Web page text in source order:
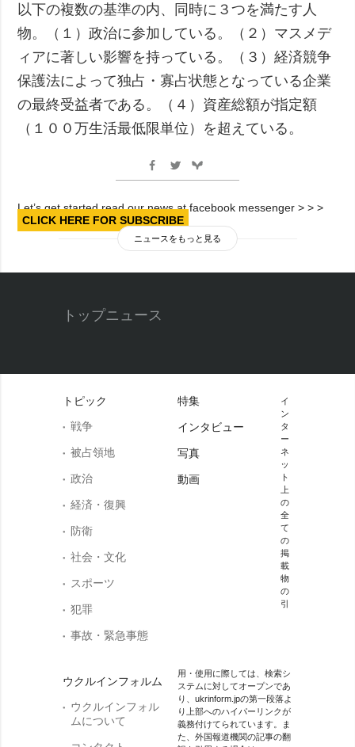
以下の複数の基準の内、同時に３つを満たす人
物。（１）政治に参加している。（２）マスメデ
ィアに著しい影響を持っている。（３）経済競争
保護法によって独占・寡占状態となっている企業
の最終受益者である。（４）資産総額が指定額
（１００万生活最低限単位）を超えている。
Let’s get started read our news at facebook messenger > > >
CLICK HERE FOR SUBSCRIBE
ニュースをもっと見る
トップニュース
トピック
戦争
被占領地
政治
経済・復興
防衛
社会・文化
スポーツ
犯罪
事故・緊急事態
ウクルインフォルム
ウクルインフォル
ムについて
特集
インタビュー
写真
動画
イ
ン
タ
ー
ネ
ッ
ト
上
の
全
て
の
掲
載
物
の
引
用・使用に際しては、検索シ
ステムに対してオープンであ
り、ukrinform.jpの第一段落よ
り上部へのハイパーリンクが
義務付けてられています。ま
た、外国報道機関の記事の翻